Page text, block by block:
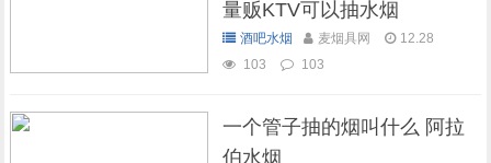
量贩KTV可以抽水烟
酒吧水烟 麦烟具网
12.28
103
103
一个管子抽的烟叫什么 阿拉
伯水烟